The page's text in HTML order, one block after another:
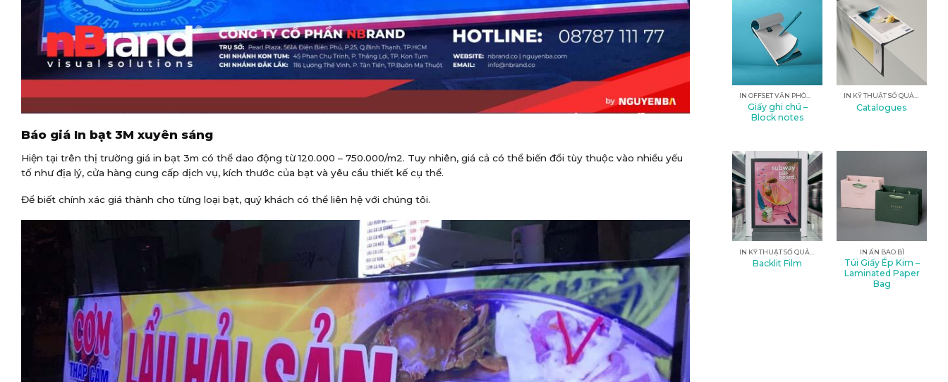
Báo giá In bạt 3M xuyên sáng
Hiện tại trên thị trường giá in bạt 3m có thể dao động từ 120.000 – 750.000/m2. Tuy nhiên, giá cả có thể biến đổi tùy thuộc vào nhiều yếu
tố như địa lý, cửa hàng cung cấp dịch vụ, kích thước của bạt và yêu cầu thiết kế cụ thể.
Để biết chính xác giá thành cho từng loại bạt, quý khách có thể liên hệ với chúng tôi.
IN OFFSET VĂN PHÒNG
Giấy ghi chú –
Block notes
IN KỸ THUẬT SỐ QUẢNG CÁO
Catalogues
Backlit Film
IN ẤN BAO BÌ
Túi Giấy Ép Kim –
Laminated Paper
Bag